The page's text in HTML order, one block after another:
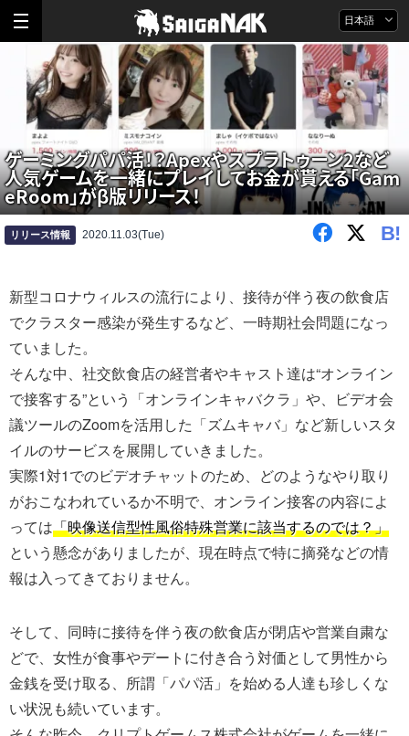
日本語
ゲーミングパパ活！？Apexやスプラトゥーン2など
人気ゲームを一緒にプレイしてお金が貰える「Gam
eRoom」がβ版リリース！
リリース情報 2020.11.03(Tue) B!
新型コロナウィルスの流行により、接待が伴う夜の飲食店
でクラスター感染が発生するなど、一時期社会問題になっ
ていました。
そんな中、社交飲食店の経営者やキャスト達は“オンライン
で接客する”という「オンラインキャバクラ」や、ビデオ会
議ツールのZoomを活用した「ズムキャバ」など新しいスタ
イルのサービスを展開していきました。
実際1対1でのビデオチャットのため、どのようなやり取り
がおこなわれているか不明で、オンライン接客の内容によ
っては「映像送信型性風俗特殊営業に該当するのでは？」
という懸念がありましたが、現在時点で特に摘発などの情
報は入ってきておりません。
そして、同時に接待を伴う夜の飲食店が閉店や営業自粛な
どで、女性が食事やデートに付き合う対価として男性から
金銭を受け取る、所謂「パパ活」を始める人達も珍しくな
い状況も続いています。